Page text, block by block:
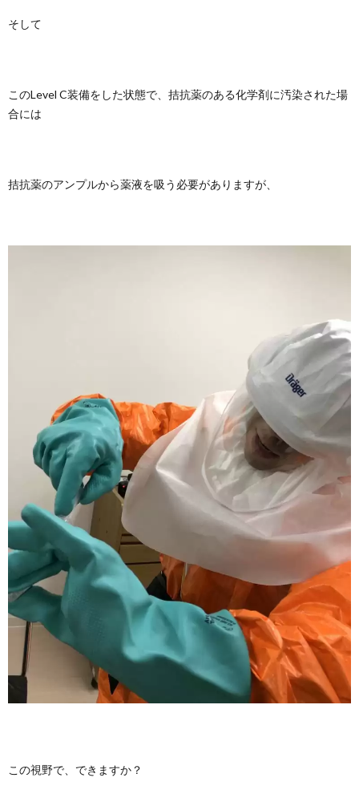
そして
このLevel C装備をした状態で、拮抗薬のある化学剤に汚染された場
合には
拮抗薬のアンプルから薬液を吸う必要がありますが、
この視野で、できますか？